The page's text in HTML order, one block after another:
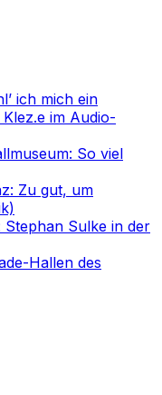
ich mich ein
im Audio-
So viel
Zu gut, um
Stephan Sulke in der
Hallen des